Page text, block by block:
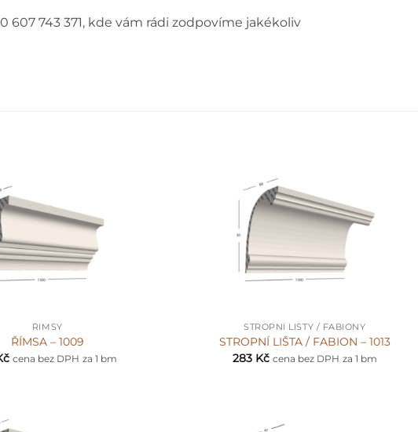
743 371, kde vám rádi zodpovíme jakékoliv
ŘÍMSY
ŘÍMSA – 1009
cena bez DPH za 1 bm
STROPNÍ LIŠTY / FABIONY
STROPNÍ LIŠTA / FABION – 1013
283 Kč cena bez DPH za 1 bm